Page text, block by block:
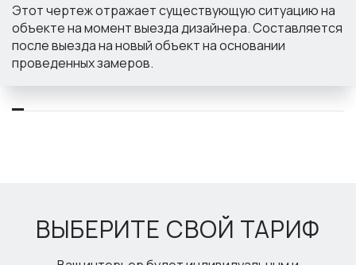
Этот чертеж отражает существующую ситуацию на
объекте на момент выезда дизайнера. Составляется
после выезда на новый объект на основании
проведенных замеров.
ВЫБЕРИТЕ СВОЙ ТАРИФ